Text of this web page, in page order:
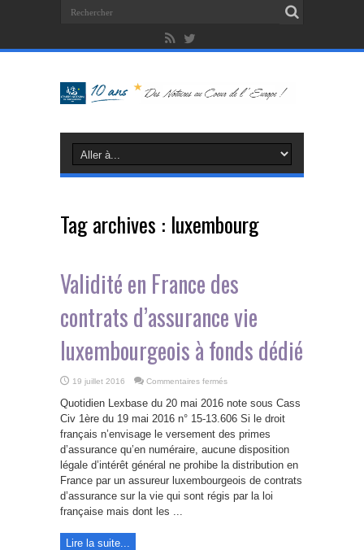
Tag archives : luxembourg
Validité en France des
contrats d’assurance vie
luxembourgeois à fonds dédié
19 juillet 2016 Commentaires fermés
France
des
contrats
d’assurance
luxembourgeois
fonds
dédié
Quotidien Lexbase du 20 mai 2016 note sous Cass
Civ 1ère du 19 mai 2016 n° 15-13.606 Si le droit
français n’envisage le versement des primes
d’assurance qu’en numéraire, aucune disposition
légale d’intérêt général ne prohibe la distribution en
France par un assureur luxembourgeois de contrats
d’assurance sur la vie qui sont régis par la loi
française mais dont les ...
Lire la suite...